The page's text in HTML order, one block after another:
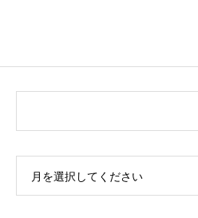
月を選択してください